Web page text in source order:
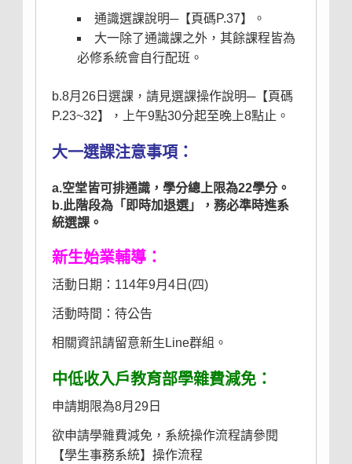
通識選課說明─【頁碼P.37】。
大一除了通識課之外，其餘課程皆為
必修系統會自行配班。
b.8月26日選課，請見選課操作說明─【頁碼
P.23~32】，上午9點30分起至晚上8點止。
大一選課注意事項：
a.空堂皆可排通識，學分總上限為22學分。
b.此階段為「即時加退選」，務必準時進系
統選課。
新生始業輔導：
活動日期：114年9月4日(四)
活動時間：待公告
相關資訊請留意新生Line群組。
中低收入戶教育部學雜費減免：
申請期限為8月29日
欲申請學雜費減免，系統操作流程請參閱
【學生事務系統】操作流程